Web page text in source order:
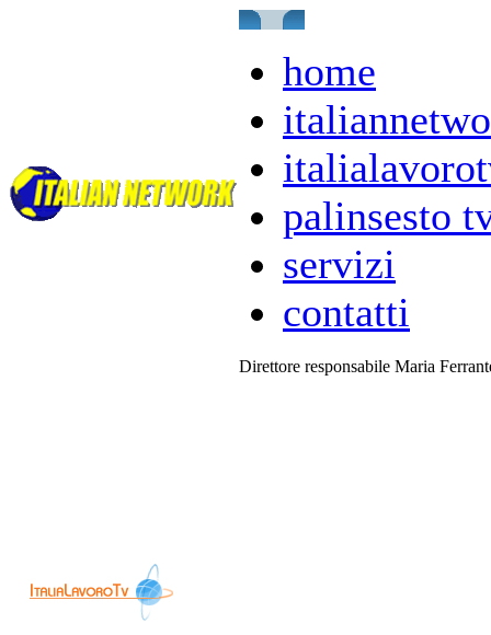
home
palinsesto
servizi
contatti
Direttore responsabile Maria